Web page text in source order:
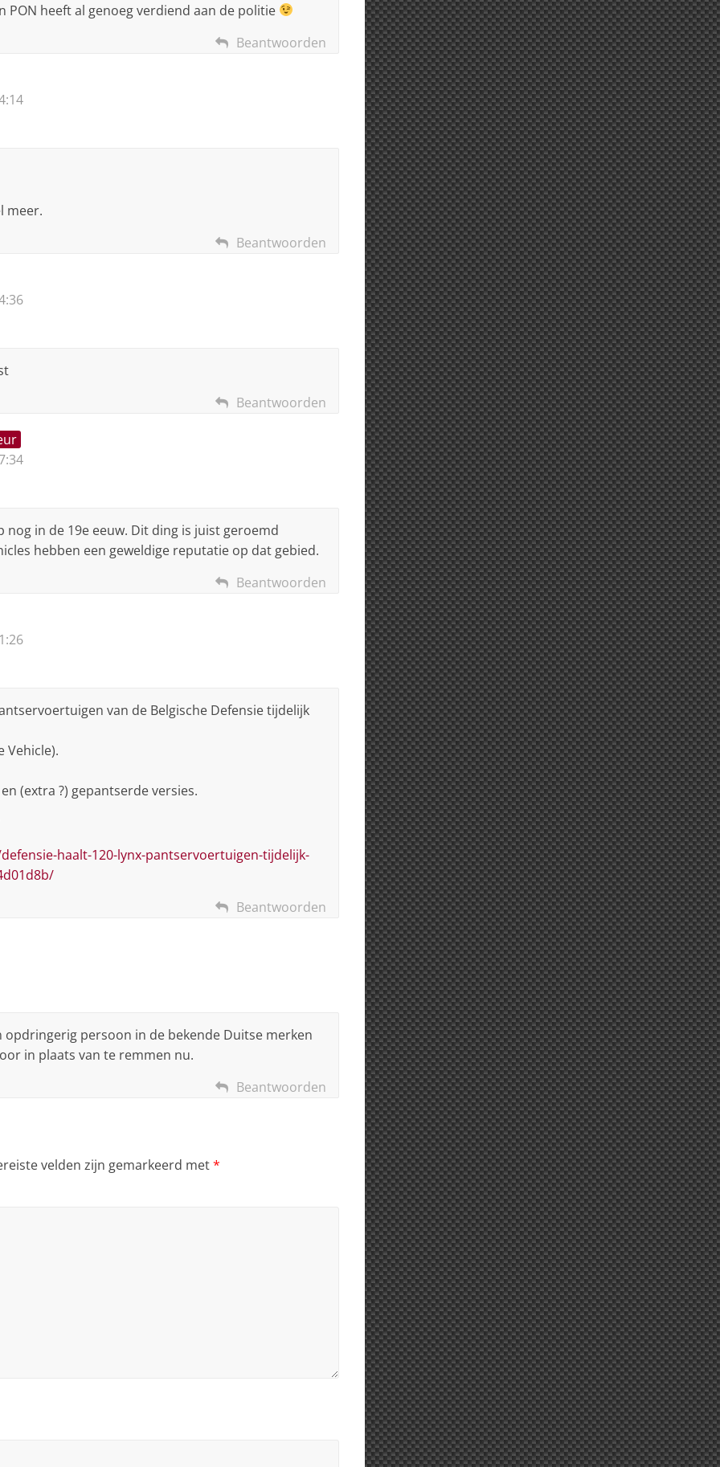
PON heeft al genoeg verdiend aan de politie
Beantwoorden
meer.
Beantwoorden
Beantwoorden
in de 19e eeuw. Dit ding is juist geroemd
hebben een geweldige reputatie op dat gebied.
Beantwoorden
van de Belgische Defensie tijdelijk
Vehicle).
(extra ?) gepantserde versies.
haalt-120-lynx-pantservoertuigen-tijdelijk-
Beantwoorden
opdringerig persoon in de bekende Duitse merken
in plaats van te remmen nu.
Beantwoorden
velden zijn gemarkeerd met*